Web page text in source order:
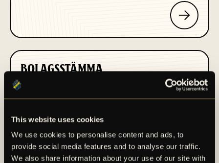
This website uses cookies
We use cookies to personalise content and ads, to
provide social media features and to analyse our traffic.
We also share information about your use of our site with
BOLAGSSTÄMMA
PRESSMEDDELANDEN